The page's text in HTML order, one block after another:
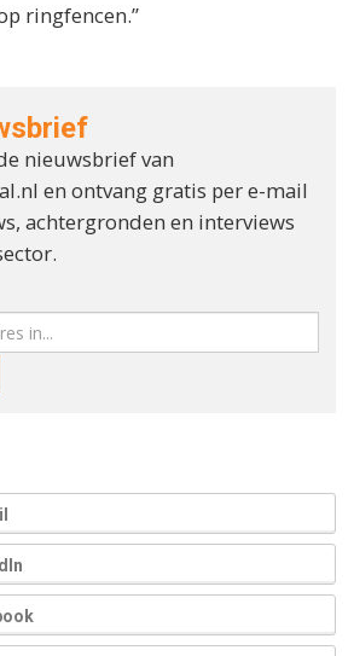
ringfencen.”
nieuwsbrief van
en ontvang gratis per e-mail
achtergronden en interviews